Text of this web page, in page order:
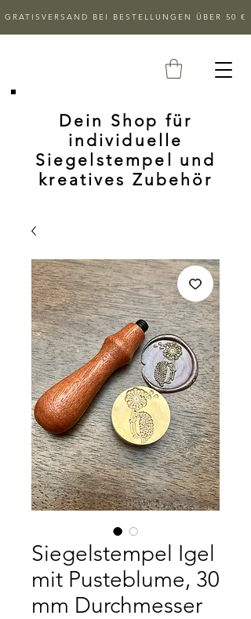
GRATISVERSAND BEI BESTELLUNGEN ÜBER 50 €
Dein Shop für
individuelle
Siegelstempel und
kreatives Zubehör
Siegelstempel Igel
mit Pusteblume, 30
mm Durchmesser